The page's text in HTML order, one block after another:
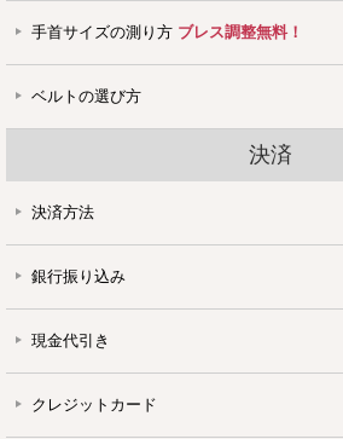
手首サイズの測り方 ブレス調整無料！
ベルトの選び方
決済
決済方法
銀行振り込み
現金代引き
クレジットカード